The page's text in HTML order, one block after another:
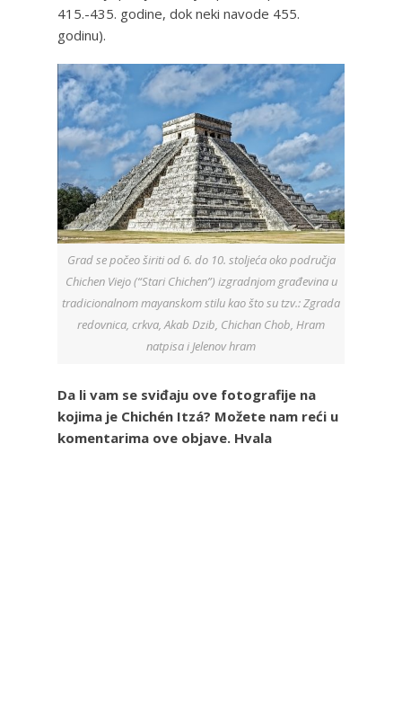
415.-435. godine, dok neki navode 455.
godinu).
Grad se počeo širiti od 6. do 10. stoljeća oko područja
Chichen Viejo (“Stari Chichen”) izgradnjom građevina u
tradicionalnom mayanskom stilu kao što su tzv.: Zgrada
redovnica, crkva, Akab Dzib, Chichan Chob, Hram
natpisa i Jelenov hram
Da li vam se sviđaju ove fotografije na
kojima je Chichén Itzá? Možete nam reći u
komentarima ove objave. Hvala